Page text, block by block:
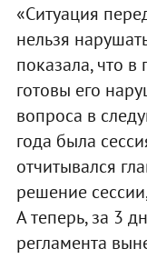
«Ситуация
нельзя
показала, что
готовы его
вопроса в
года была
отчитывался
решение
А теперь, за 3
регламента